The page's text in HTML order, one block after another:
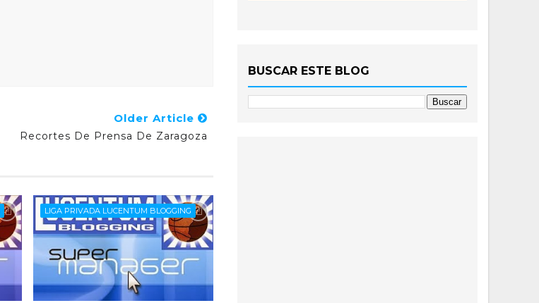
Older Article
Recortes De Prensa De Zaragoza
LIGA PRIVADA LUCENTUM BLOGGING
BUSCAR ESTE BLOG